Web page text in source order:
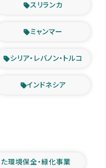
スリランカ
ミャンマー
シリア・レバノン・トルコ
インドネシア
環境保全・緑化事業